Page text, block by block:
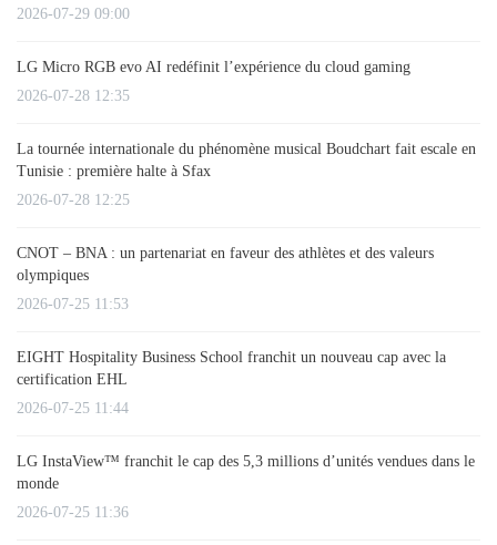
2026-07-29 09:00
LG Micro RGB evo AI redéfinit l’expérience du cloud gaming
2026-07-28 12:35
La tournée internationale du phénomène musical Boudchart fait escale en
Tunisie : première halte à Sfax
2026-07-28 12:25
CNOT – BNA : un partenariat en faveur des athlètes et des valeurs
olympiques
2026-07-25 11:53
EIGHT Hospitality Business School franchit un nouveau cap avec la
certification EHL
2026-07-25 11:44
LG InstaView™ franchit le cap des 5,3 millions d’unités vendues dans le
monde
2026-07-25 11:36